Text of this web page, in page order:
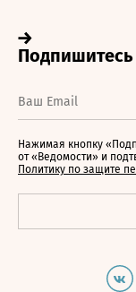
Нажимая кнопку
от «Ведомости» и
Политику по защите